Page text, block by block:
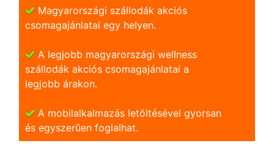
Magyarországi szállodák akciós
csomagajánlatai egy helyen.
A legjobb magyarországi wellness
szállodák akciós csomagajánlatai a
legjobb árakon.
A mobilalkalmazás letöltésével gyorsan
és egyszerũen foglalhat.